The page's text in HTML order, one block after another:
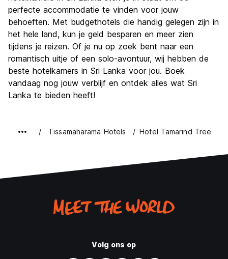
perfecte accommodatie te vinden voor jouw
behoeften. Met budgethotels die handig gelegen zijn in
het hele land, kun je geld besparen en meer zien
tijdens je reizen. Of je nu op zoek bent naar een
romantisch uitje of een solo-avontuur, wij hebben de
beste hotelkamers in Sri Lanka voor jou. Boek
vandaag nog jouw verblijf en ontdek alles wat Sri
Lanka te bieden heeft!
Tissamaharama Hotels Hotel Tamarind Tree
Volg ons op